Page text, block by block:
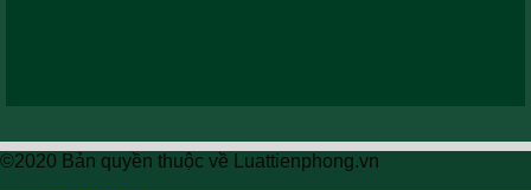
©2020 Bản quyền thuộc về Luattienphong.vn